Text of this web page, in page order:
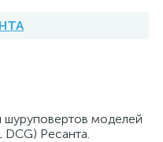
шуруповертов моделей
Ресанта.